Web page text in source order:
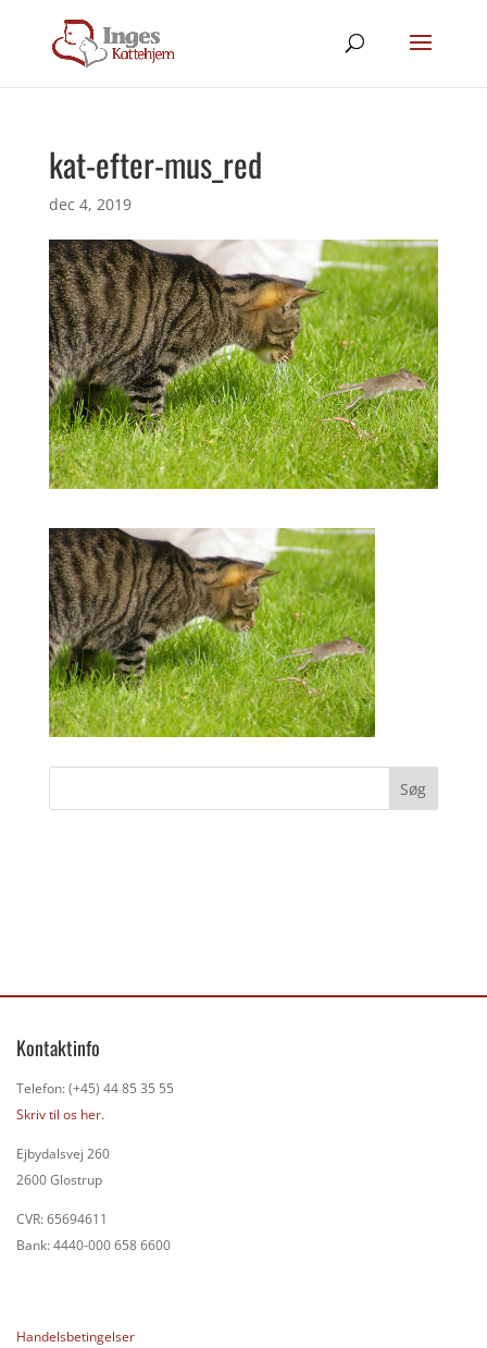
kat-efter-mus_red
dec 4, 2019
Kontaktinfo
Telefon: (+45) 44 85 35 55
Skriv til os her.
Ejbydalsvej 260
2600 Glostrup
CVR: 65694611
Bank: 4440-000 658 6600
Handelsbetingelser